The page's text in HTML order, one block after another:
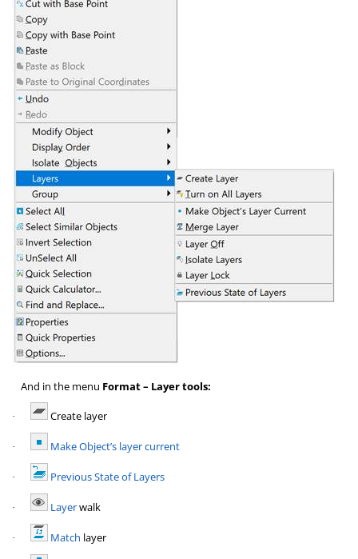
And in the menu Format – Layer tools:
· Create layer
· Make Object’s layer current
· Previous State of Layers
· Layerwalk
· Match layer